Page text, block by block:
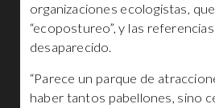
organizaciones ecologistas,
“ecopostureo”, y las
desaparecido.
“Parece un parque de
haber tantos pabellones, sino